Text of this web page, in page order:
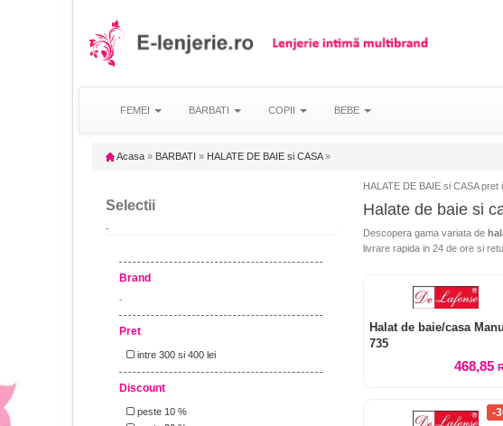
FEMEI BARBATI COPII BEBE
Acasa » BARBATI » HALATE DE BAIE si CASA »
Selectii
-
Brand
-
Pret
intre 300 si 400 lei
Discount
peste 10 %
HALATE DE BAIE si CASA pret
Halate de baie si
Descopera gama variata de
livrare rapida in 24 de ore si
Halat de baie/casa
735
468,85
-